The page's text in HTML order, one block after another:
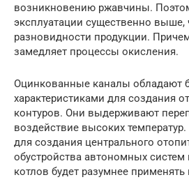
возникновению ржавчины.
эксплуатации существенно
разновидности продукции.
замедляет процессы окисления.
Оцинкованные каналы обладают
характеристиками для создания
контуров. Они выдерживают
воздействие высоких
для создания центрального
обустройства автономных
котлов будет разумнее применять